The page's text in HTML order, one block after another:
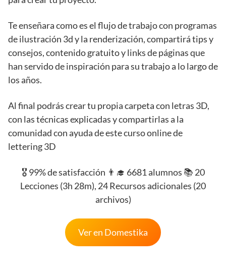
Te enseñara como es el flujo de trabajo con programas
de ilustración 3d y la renderización, compartirá tips y
consejos, contenido gratuito y links de páginas que
han servido de inspiración para su trabajo a lo largo de
los años.
Al final podrás crear tu propia carpeta con letras 3D,
con las técnicas explicadas y compartirlas a la
comunidad con ayuda de este curso online de
lettering 3D
🎖️ 99% de satisfacción 👨‍🎓 6681 alumnos 📚 20
Lecciones (3h 28m), 24 Recursos adicionales (20
archivos)
Ver en Domestika